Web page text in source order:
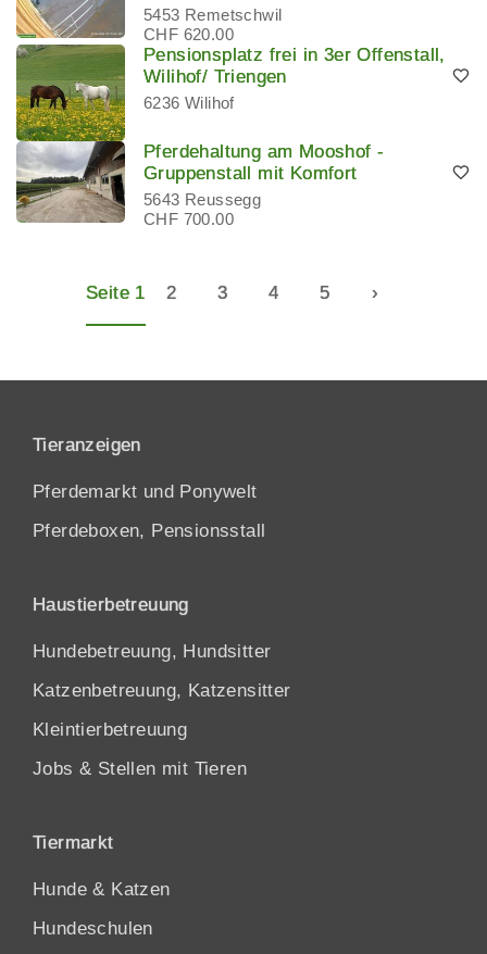
5453 Remetschwil
CHF 620.00
Pensionsplatz frei in 3er Offenstall,
Wilihof/ Triengen
6236 Wilihof
Pferdehaltung am Mooshof -
Gruppenstall mit Komfort
5643 Reussegg
CHF 700.00
Seite 1 2 3 4 5 ›
Tieranzeigen
Pferdemarkt und Ponywelt
Pferdeboxen, Pensionsstall
Haustierbetreuung
Hundebetreuung, Hundsitter
Katzenbetreuung, Katzensitter
Kleintierbetreuung
Jobs & Stellen mit Tieren
Tiermarkt
Hunde & Katzen
Hundeschulen